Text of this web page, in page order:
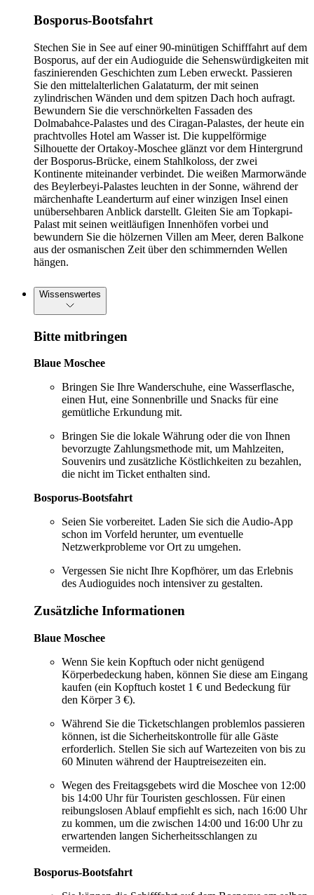
Bosporus-Bootsfahrt
Stechen Sie in See auf einer 90-minütigen Schifffahrt auf dem
Bosporus, auf der ein Audioguide die Sehenswürdigkeiten mit
faszinierenden Geschichten zum Leben erweckt. Passieren
Sie den mittelalterlichen Galataturm, der mit seinen
zylindrischen Wänden und dem spitzen Dach hoch aufragt.
Bewundern Sie die verschnörkelten Fassaden des
Dolmabahce-Palastes und des Ciragan-Palastes, der heute ein
prachtvolles Hotel am Wasser ist. Die kuppelförmige
Silhouette der Ortakoy-Moschee glänzt vor dem Hintergrund
der Bosporus-Brücke, einem Stahlkoloss, der zwei
Kontinente miteinander verbindet. Die weißen Marmorwände
des Beylerbeyi-Palastes leuchten in der Sonne, während der
märchenhafte Leanderturm auf einer winzigen Insel einen
unübersehbaren Anblick darstellt. Gleiten Sie am Topkapi-
Palast mit seinen weitläufigen Innenhöfen vorbei und
bewundern Sie die hölzernen Villen am Meer, deren Balkone
aus der osmanischen Zeit über den schimmernden Wellen
hängen.
Wissenswertes
Bitte mitbringen
Blaue Moschee
Bringen Sie Ihre Wanderschuhe, eine Wasserflasche,
einen Hut, eine Sonnenbrille und Snacks für eine
gemütliche Erkundung mit.
Bringen Sie die lokale Währung oder die von Ihnen
bevorzugte Zahlungsmethode mit, um Mahlzeiten,
Souvenirs und zusätzliche Köstlichkeiten zu bezahlen,
die nicht im Ticket enthalten sind.
Bosporus-Bootsfahrt
Seien Sie vorbereitet. Laden Sie sich die Audio-App
schon im Vorfeld herunter, um eventuelle
Netzwerkprobleme vor Ort zu umgehen.
Vergessen Sie nicht Ihre Kopfhörer, um das Erlebnis
des Audioguides noch intensiver zu gestalten.
Zusätzliche Informationen
Blaue Moschee
Wenn Sie kein Kopftuch oder nicht genügend
Körperbedeckung haben, können Sie diese am Eingang
kaufen (ein Kopftuch kostet 1 € und Bedeckung für
den Körper 3 €).
Während Sie die Ticketschlangen problemlos passieren
können, ist die Sicherheitskontrolle für alle Gäste
erforderlich. Stellen Sie sich auf Wartezeiten von bis zu
60 Minuten während der Hauptreisezeiten ein.
Wegen des Freitagsgebets wird die Moschee von 12:00
bis 14:00 Uhr für Touristen geschlossen. Für einen
reibungslosen Ablauf empfiehlt es sich, nach 16:00 Uhr
zu kommen, um die zwischen 14:00 und 16:00 Uhr zu
erwartenden langen Sicherheitsschlangen zu
vermeiden.
Bosporus-Bootsfahrt